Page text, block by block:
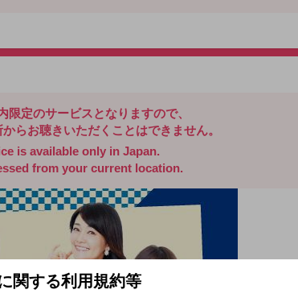
限定のサービスとなりますので、
らお聴きいただくことはできません。
is available only in Japan.
from your current location.
関する利用規約等